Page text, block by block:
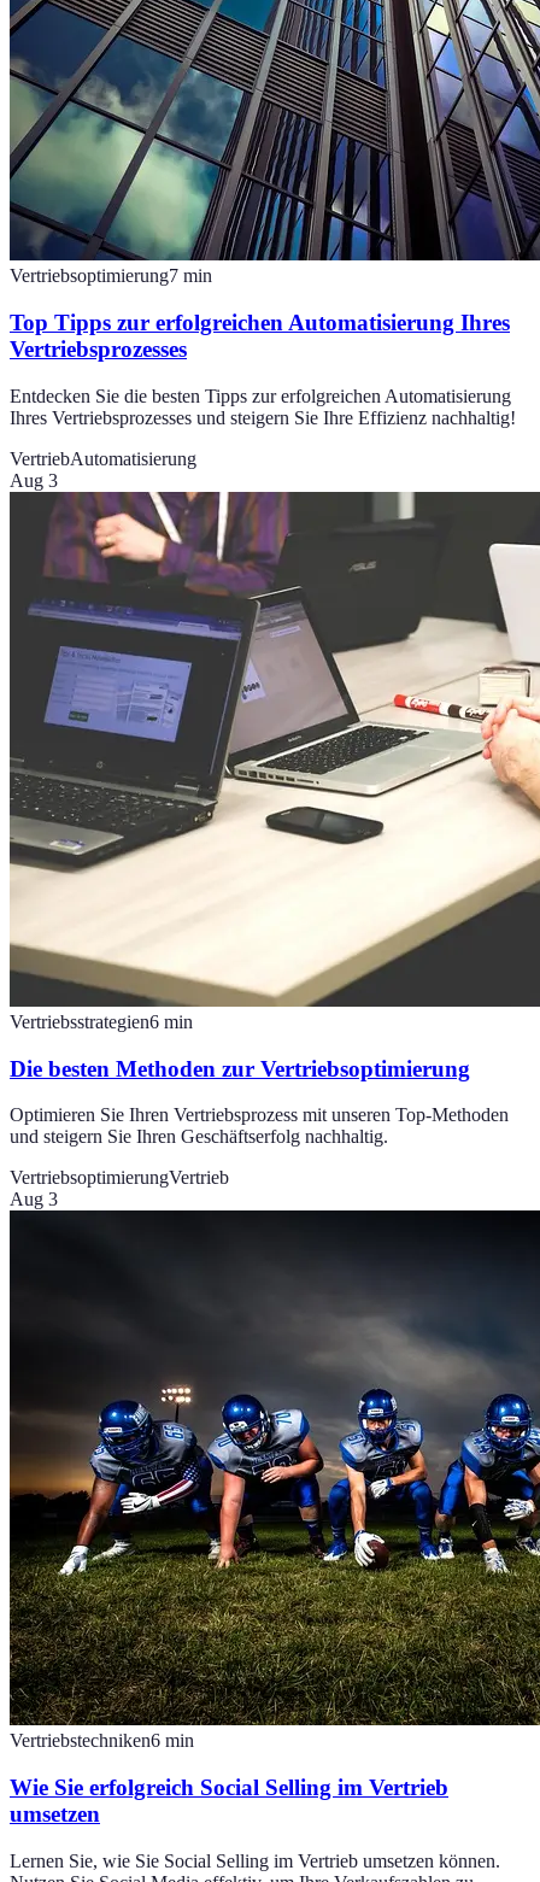
Vertriebsoptimierung7 min
Top Tipps zur erfolgreichen Automatisierung Ihres
Vertriebsprozesses
Entdecken Sie die besten Tipps zur erfolgreichen Automatisierung
Ihres Vertriebsprozesses und steigern Sie Ihre Effizienz nachhaltig!
VertriebAutomatisierung
Aug 3
Vertriebsstrategien6 min
Die besten Methoden zur Vertriebsoptimierung
Optimieren Sie Ihren Vertriebsprozess mit unseren Top-Methoden
und steigern Sie Ihren Geschäftserfolg nachhaltig.
VertriebsoptimierungVertrieb
Aug 3
Vertriebstechniken6 min
Wie Sie erfolgreich Social Selling im Vertrieb
umsetzen
Lernen Sie, wie Sie Social Selling im Vertrieb umsetzen können.